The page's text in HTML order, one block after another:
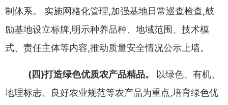
制体系。 实施网格化管理,加强基地日常巡查检查,鼓
励基地设立标牌,明示种养品种、 地域范围 、 技术模
式、 责任主体等内容,推动质量安全情况公示上墙。
(四)打造绿色优质农产品精品。 以绿色、 有机、
地理标志、 良好农业规范等农产品为重点,培育绿色优